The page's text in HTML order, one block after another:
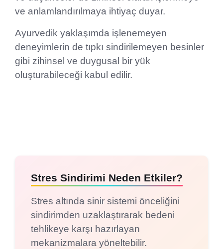
ve anlamlandırılmaya ihtiyaç duyar.
Ayurvedik yaklaşımda işlenemeyen
deneyimlerin de tıpkı sindirilemeyen besinler
gibi zihinsel ve duygusal bir yük
oluşturabileceği kabul edilir.
Stres Sindirimi Neden Etkiler?
Stres altında sinir sistemi önceliğini
sindirimden uzaklaştırarak bedeni
tehlikeye karşı hazırlayan
mekanizmalara yöneltebilir.